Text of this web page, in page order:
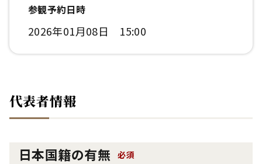
参観予約日時
2026年01月08日 15:00
代表者情報
日本国籍の有無 必須